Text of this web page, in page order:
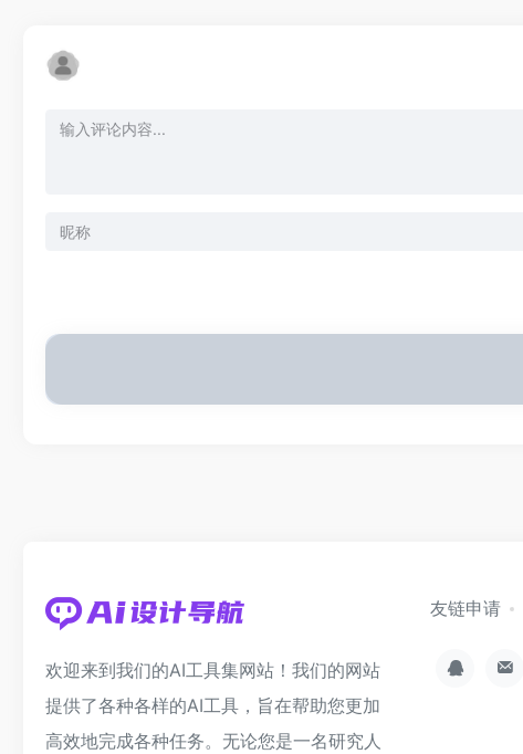
欢迎来到我们的AI工具集网站！我们的网站
提供了各种各样的AI工具，旨在帮助您更加
高效地完成各种任务。无论您是一名研究人
友链申请